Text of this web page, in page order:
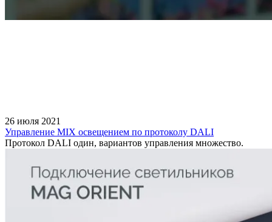
26 июля 2021
Управление MIX освещением по протоколу DALI
Протокол DALI один, вариантов управления множество.